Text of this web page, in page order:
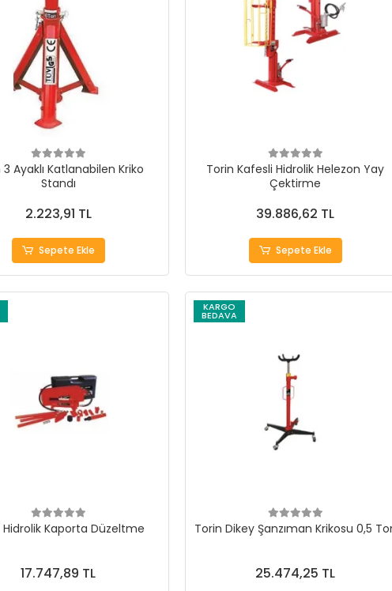
3 Ayaklı Katlanabilen Kriko
Standı
2.223,91 TL
Sepete Ekle
Torin Kafesli Hidrolik Helezon Yay
Çektirme
39.886,62 TL
Sepete Ekle
Hidrolik Kaporta Düzeltme
17.747,89 TL
KARGO
BEDAVA
Torin Dikey Şanzıman Krikosu 0,5
25.474,25 TL